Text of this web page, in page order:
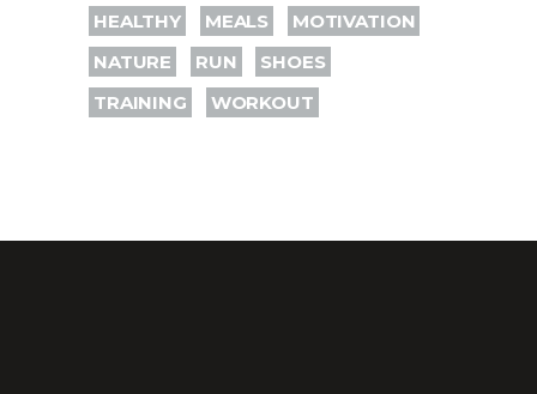
HEALTHY
MEALS
MOTIVATION
NATURE
RUN
SHOES
TRAINING
WORKOUT